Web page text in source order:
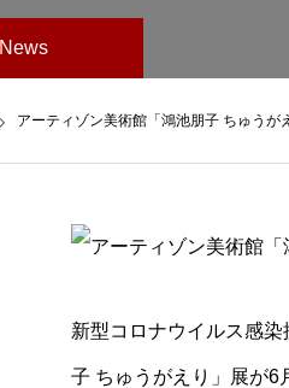
News
アーティゾン美術館「鴻池朋子 ちゅう
新型コロナウイルス感
子 ちゅうがえり」展が6